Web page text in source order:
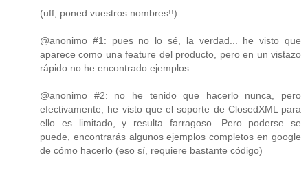
(uff, poned vuestros nombres!!)
@anonimo #1: pues no lo sé, la verdad... he visto que
aparece como una feature del producto, pero en un vistazo
rápido no he encontrado ejemplos.
@anonimo #2: no he tenido que hacerlo nunca, pero
efectivamente, he visto que el soporte de ClosedXML para
ello es limitado, y resulta farragoso. Pero poderse se
puede, encontrarás algunos ejemplos completos en google
de cómo hacerlo (eso sí, requiere bastante código)